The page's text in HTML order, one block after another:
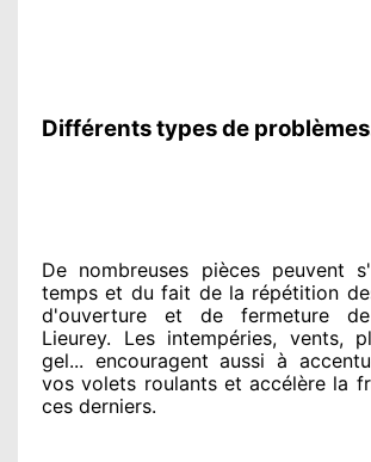
Différents types de
De nombreuses pièces peuvent
temps et du fait de la répétition
d'ouverture et de fermeture
Lieurey. Les intempéries, vents,
gel... encouragent aussi à
vos volets roulants et accélère la
ces derniers.